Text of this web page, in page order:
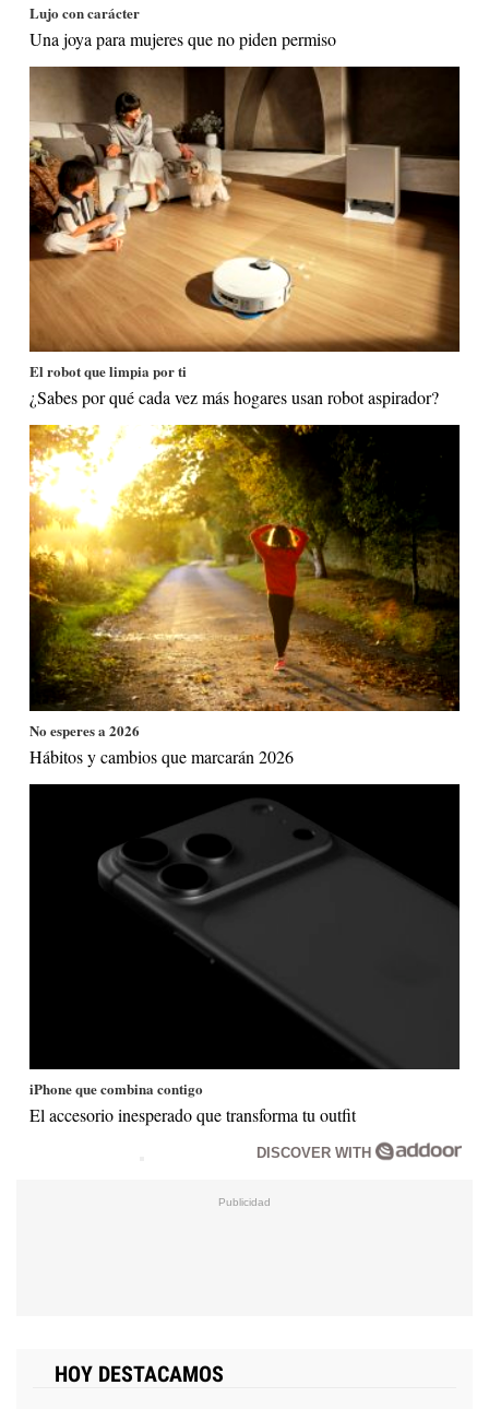
Lujo con carácter
Una joya para mujeres que no piden permiso
El robot que limpia por ti
¿Sabes por qué cada vez más hogares usan robot aspirador?
No esperes a 2026
Hábitos y cambios que marcarán 2026
iPhone que combina contigo
El accesorio inesperado que transforma tu outfit
DISCOVER WITH
HOY DESTACAMOS